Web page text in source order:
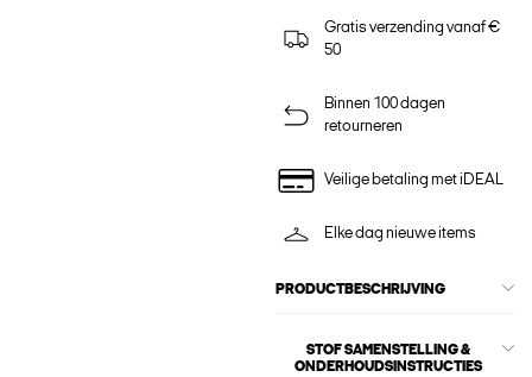
Gratis verzending vanaf €
50
Binnen 100 dagen
retourneren
Veilige betaling met iDEAL
Elke dag nieuwe items
PRODUCTBESCHRIJVING
STOF SAMENSTELLING &
ONDERHOUDSINSTRUCTIES